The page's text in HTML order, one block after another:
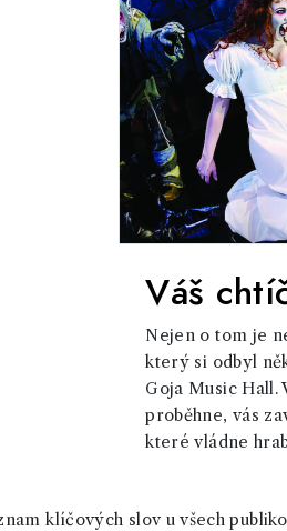
Váš
Nejen o tom je
který si odbyl
Goja Music Hall.
proběhne, vás
které vládne
klíčových slov u všech